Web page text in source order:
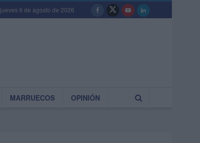
jueves 6 de agosto de 2026
MARRUECOS OPINIÓN